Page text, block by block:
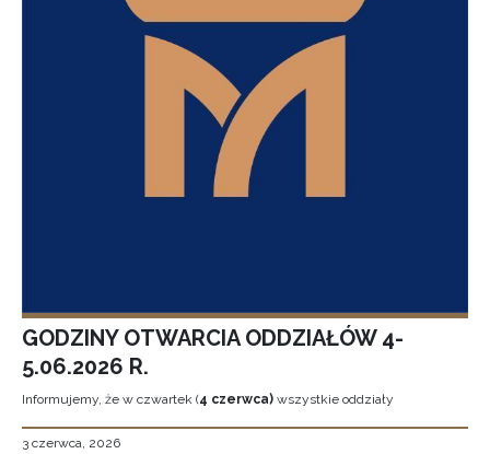
GODZINY OTWARCIA ODDZIAŁÓW 4-
5.06.2026 R.
Informujemy, że w czwartek (4 czerwca) wszystkie oddziały
3 czerwca, 2026